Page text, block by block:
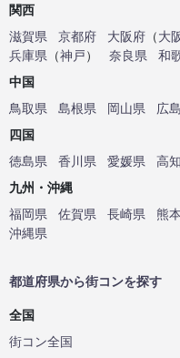
関西
滋賀県
京都府 大阪府 （大
兵庫県 （神戸） 奈良県
和
中国
鳥取県
島根県 岡山県 広
四国
徳島県
香川県 愛媛県
高
九州・沖縄
福岡県
佐賀県 長崎県 熊
沖縄県
都道府県から街コンを探す
全国
街コン全国